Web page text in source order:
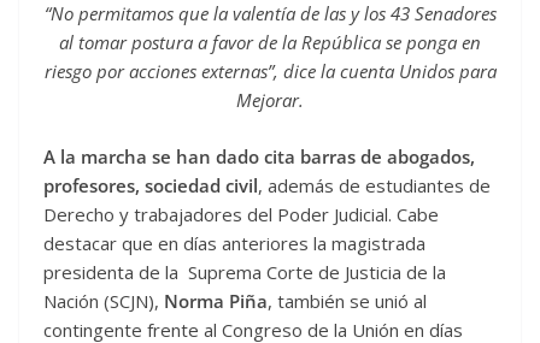
“No permitamos que la valentía de las y los 43 Senadores
al tomar postura a favor de la República se ponga en
riesgo por acciones externas”, dice la cuenta Unidos para
Mejorar.
A la marcha se han dado cita barras de abogados,
profesores, sociedad civil, además de estudiantes de
Derecho y trabajadores del Poder Judicial. Cabe
destacar que en días anteriores la magistrada
presidenta de la Suprema Corte de Justicia de la
Nación (SCJN), Norma Piña, también se unió al
contingente frente al Congreso de la Unión en días